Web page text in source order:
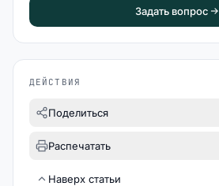
Задать вопрос
ДЕЙСТВИЯ
Поделиться
Распечатать
Наверх статьи